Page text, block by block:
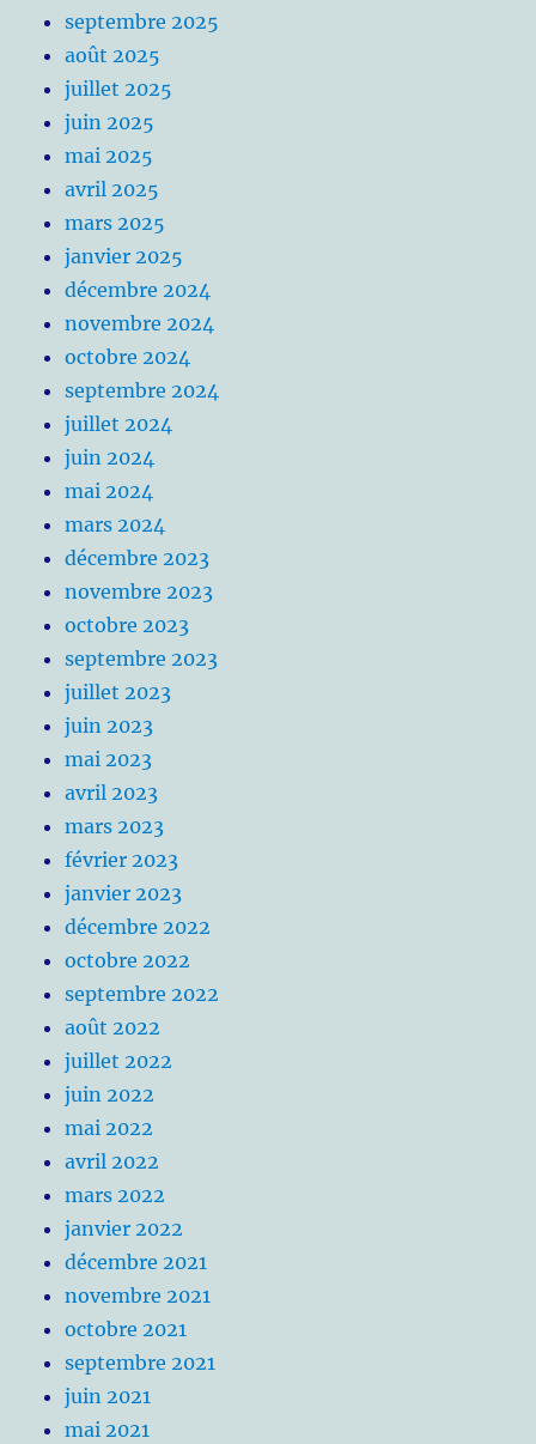
septembre 2025
août 2025
juillet 2025
juin 2025
mai 2025
avril 2025
mars 2025
janvier 2025
décembre 2024
novembre 2024
octobre 2024
septembre 2024
juillet 2024
juin 2024
mai 2024
mars 2024
décembre 2023
novembre 2023
octobre 2023
septembre 2023
juillet 2023
juin 2023
mai 2023
avril 2023
mars 2023
février 2023
janvier 2023
décembre 2022
octobre 2022
septembre 2022
août 2022
juillet 2022
juin 2022
mai 2022
avril 2022
mars 2022
janvier 2022
décembre 2021
novembre 2021
octobre 2021
septembre 2021
juin 2021
mai 2021